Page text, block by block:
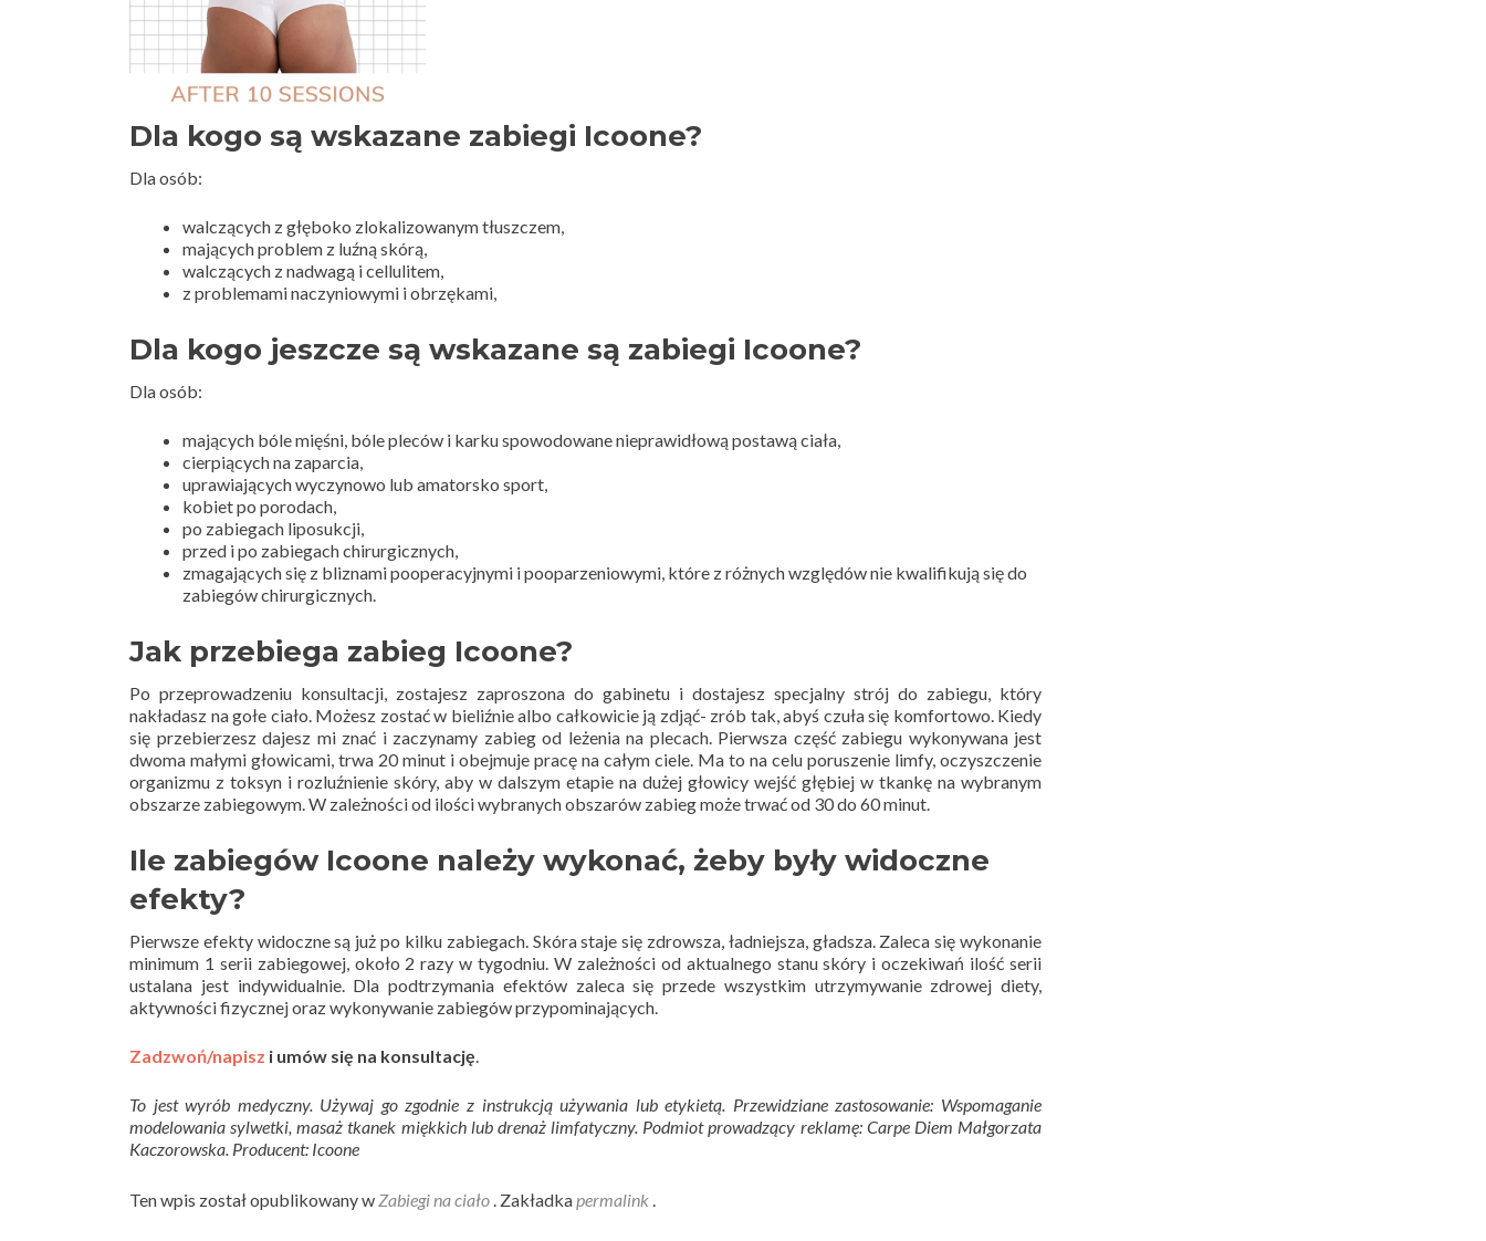
Dla kogo są wskazane zabiegi Icoone?
Dla osób:
walczących z głęboko zlokalizowanym tłuszczem,
mających problem z luźną skórą,
walczących z nadwagą i cellulitem,
z problemami naczyniowymi i obrzękami,
Dla kogo jeszcze są wskazane są zabiegi Icoone?
Dla osób:
mających bóle mięśni, bóle pleców i karku spowodowane nieprawidłową postawą ciała,
cierpiących na zaparcia,
uprawiających wyczynowo lub amatorsko sport,
kobiet po porodach,
po zabiegach liposukcji,
przed i po zabiegach chirurgicznych,
zmagających się z bliznami pooperacyjnymi i pooparzeniowymi, które z różnych względów nie kwalifikują się do
zabiegów chirurgicznych.
Jak przebiega zabieg Icoone?
Po przeprowadzeniu konsultacji, zostajesz zaproszona do gabinetu i dostajesz specjalny strój do zabiegu, który
nakładasz na gołe ciało. Możesz zostać w bieliźnie albo całkowicie ją zdjąć- zrób tak, abyś czuła się komfortowo. Kiedy
się przebierzesz dajesz mi znać i zaczynamy zabieg od leżenia na plecach. Pierwsza część zabiegu wykonywana jest
dwoma małymi głowicami, trwa 20 minut i obejmuje pracę na całym ciele. Ma to na celu poruszenie limfy, oczyszczenie
organizmu z toksyn i rozluźnienie skóry, aby w dalszym etapie na dużej głowicy wejść głębiej w tkankę na wybranym
obszarze zabiegowym. W zależności od ilości wybranych obszarów zabieg może trwać od 30 do 60 minut.
Ile zabiegów Icoone należy wykonać, żeby były widoczne
efekty?
Pierwsze efekty widoczne są już po kilku zabiegach. Skóra staje się zdrowsza, ładniejsza, gładsza. Zaleca się wykonanie
minimum 1 serii zabiegowej, około 2 razy w tygodniu. W zależności od aktualnego stanu skóry i oczekiwań ilość serii
ustalana jest indywidualnie. Dla podtrzymania efektów zaleca się przede wszystkim utrzymywanie zdrowej diety,
aktywności fizycznej oraz wykonywanie zabiegów przypominających.
Zadzwoń/napisz i umów się na konsultację
To jest wyrób medyczny. Używaj go zgodnie z instrukcją używania lub etykietą. Przewidziane zastosowanie: Wspomaganie
modelowania sylwetki, masaż tkanek miękkich lub drenaż limfatyczny. Podmiot prowadzący reklamę: Carpe Diem Małgorzata
Kaczorowska. Producent: Icoone
Ten wpis został opublikowany w Zabiegi na ciało . Zakładka permalink